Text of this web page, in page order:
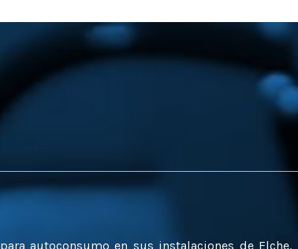
autoconsumo en sus instalaciones de